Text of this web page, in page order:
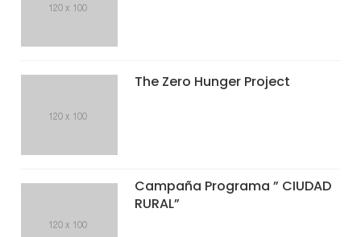
The Zero Hunger Project
Campaña Programa ” CIUDAD
RURAL”